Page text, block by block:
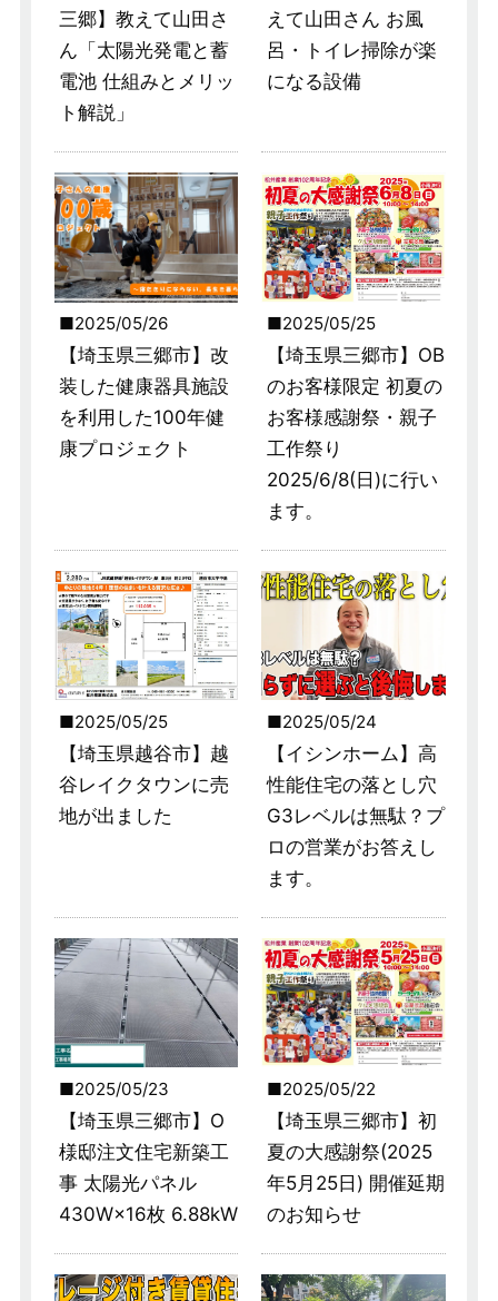
三郷】教えて山田さ
ん「太陽光発電と蓄
電池 仕組みとメリッ
ト解説」
えて山田さん お風
呂・トイレ掃除が楽
になる設備
2025/05/26
【埼玉県三郷市】改
装した健康器具施設
を利用した100年健
康プロジェクト
2025/05/25
【埼玉県三郷市】OB
のお客様限定 初夏の
お客様感謝祭・親子
工作祭り
2025/6/8(日)に行い
ます。
2025/05/25
【埼玉県越谷市】越
谷レイクタウンに売
地が出ました
2025/05/24
【イシンホーム】高
性能住宅の落とし穴
G3レベルは無駄？プ
ロの営業がお答えし
ます。
2025/05/23
【埼玉県三郷市】O
様邸注文住宅新築工
事 太陽光パネル
430W×16枚 6.88kW
2025/05/22
【埼玉県三郷市】初
夏の大感謝祭(2025
年5月25日) 開催延期
のお知らせ